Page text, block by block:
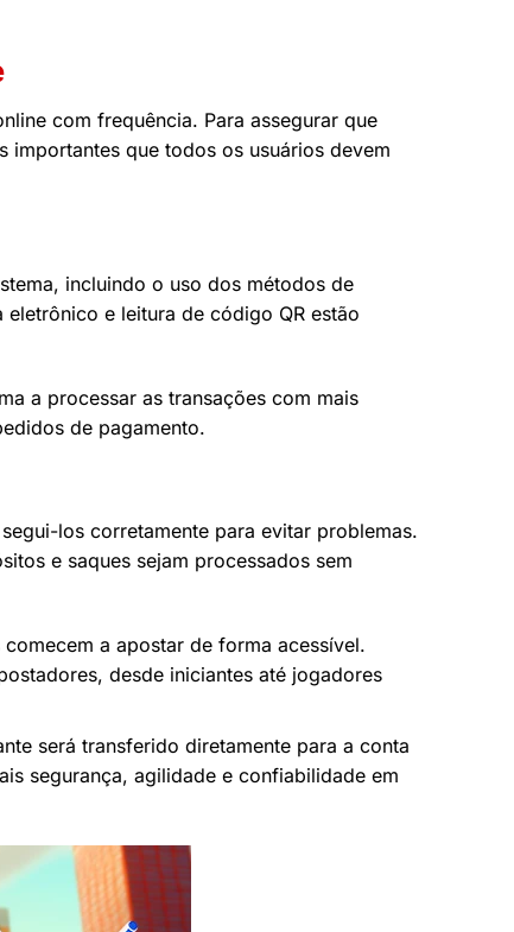
com frequência. Para assegurar que
que todos os usuários devem
incluindo o uso dos métodos de
e leitura de código QR estão
a processar as transações com mais
de pagamento.
los corretamente para evitar problemas.
e saques sejam processados sem
a apostar de forma acessível.
desde iniciantes até jogadores
será transferido diretamente para a conta
segurança, agilidade e confiabilidade em